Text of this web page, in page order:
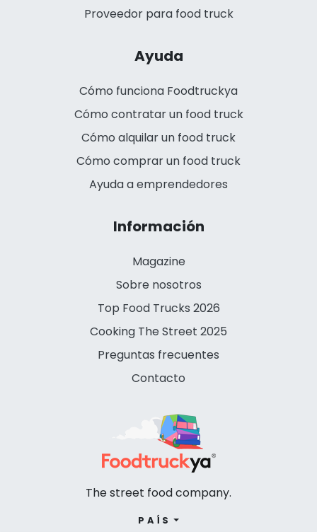
Proveedor para food truck
Ayuda
Cómo funciona Foodtruckya
Cómo contratar un food truck
Cómo alquilar un food truck
Cómo comprar un food truck
Ayuda a emprendedores
Información
Magazine
Sobre nosotros
Top Food Trucks 2026
Cooking The Street 2025
Preguntas frecuentes
Contacto
The street food company.
PAÍS